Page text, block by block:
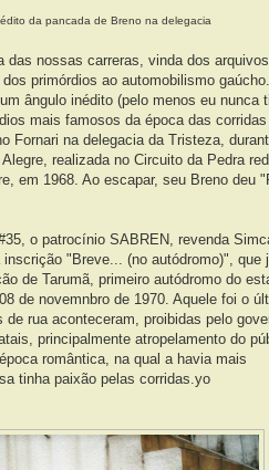
da pancada de Breno na delegacia
das nossas carreras, vinda dos
primórdios ao automobilismo
ângulo inédito (pelo menos eu nunca
mais famosos da época das corridas
Fornari na delegacia da Tristeza,
realizada no Circuito da Pedra
em 1968. Ao escapar, seu Breno deu
o patrocínio SABREN, revenda
"Breve... (no autódromo)", que
de Tarumã, primeiro autódromo do
de novemnbro de 1970. Aquele foi o
de rua aconteceram, proibidas pelo
principalmente atropelamento do
romântica, na qual a havia mais
tinha paixão pelas corridas.yo